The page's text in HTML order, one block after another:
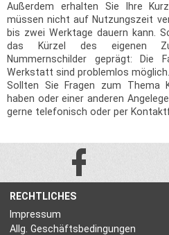
Außerdem erhalten Sie Ihre
müssen nicht auf Nutzungszeit
bis zwei Werktage dauern kann.
das Kürzel des eigenen
Nummernschilder geprägt:
Werkstatt sind problemlos möglich.
Sollten Sie Fragen zum Thema
haben oder einer anderen
gerne telefonisch oder per
RECHTLICHES
Impressum
Allg. Geschäftsbedingungen